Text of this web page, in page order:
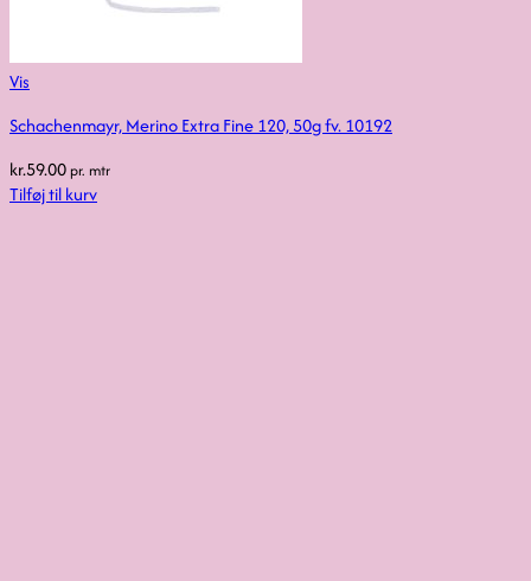
Vis
Schachenmayr, Merino Extra Fine 120, 50g fv. 10192
kr.59.00pr. mtr
Tilføj til kurv